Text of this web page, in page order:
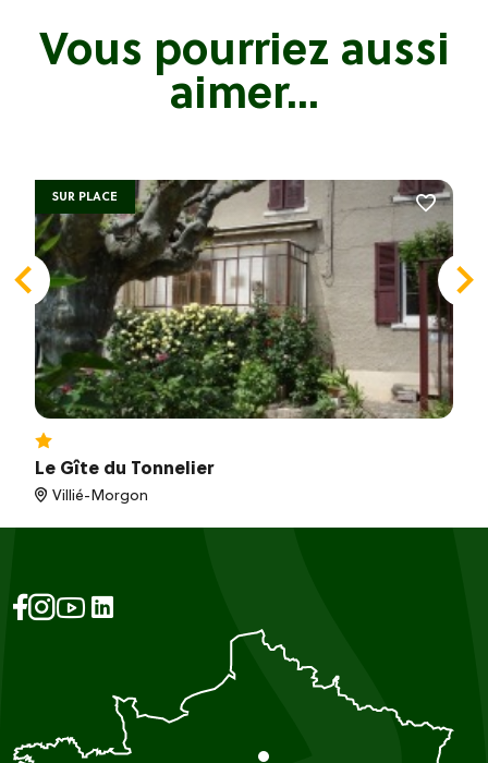
Vous pourriez aussi
aimer...
Le Gîte du Tonnelier
Villié-Morgon
SUR PLACE